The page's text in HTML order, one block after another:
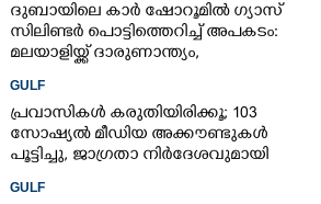
ദുബായിലെ കാർ ഷോറൂമിൽ ഗ്യാസ്
സിലിണ്ടർ പൊട്ടിത്തെറിച്ച് അപകടം:
മലയാളിയ്ക്ക് ദാരുണാന്ത്യം,
GULF
പ്രവാസികൾ കരുതിയിരിക്കൂ; 103
സോഷ്യൽ മീഡിയ അക്കൗണ്ടുകൾ
പൂട്ടിച്ചു, ജാഗ്രതാ നിർദേശവുമായി
GULF